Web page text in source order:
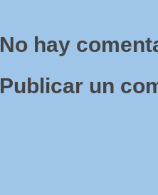
No hay
Publicar un